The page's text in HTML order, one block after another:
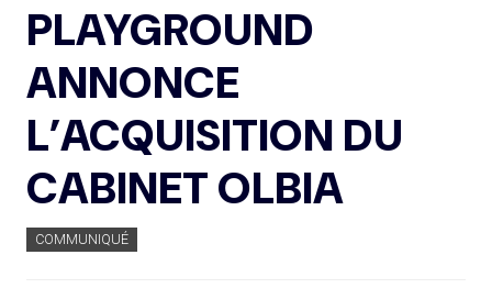
PLAYGROUND
ANNONCE
L’ACQUISITION DU
CABINET OLBIA
COMMUNIQUÉ